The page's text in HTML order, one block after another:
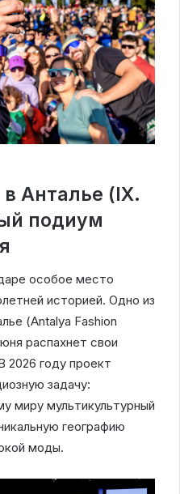
Анталье (IX.
подиум
особое место
историей. Одно из
(Antalya Fashion
распахнет свои
2026 году проект
задачу:
миру мультикультурный
географию
моды.